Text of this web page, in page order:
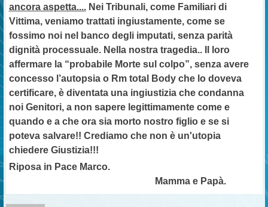
ancora aspetta....Nei Tribunali, come Familiari di
Vittima, veniamo trattati ingiustamente, come se
fossimo noi nel banco degli imputati, senza parità
dignità processuale. Nella nostra tragedia.. Il loro
affermare la “probabile Morte sul colpo”, senza avere
concesso l’autopsia o Rm total Body che lo doveva
certificare, è diventata una ingiustizia che condanna
noi Genitori, a non sapere legittimamente come e
quando e a che ora sia morto nostro figlio e se si
poteva salvare!! Crediamo che non è un'utopia
chiedere Giustizia!!!
Riposa in Pace Marco.
Mamma e Papà.